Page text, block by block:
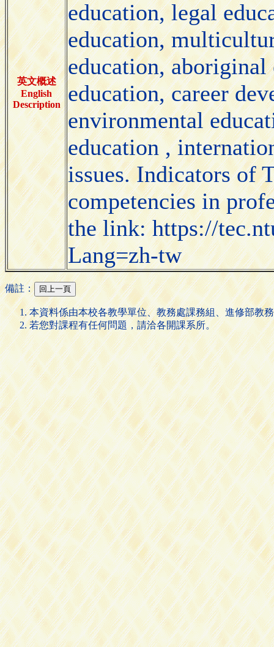
英文概述
English
Description
education, legal
education,
education,
education, career
environmental
education ,
issues. Indicators of
competencies in
the link: https://
Lang=zh-tw
備註：
本資料係由本校各教學單位、教務處課務組、進修部教
若您對課程有任何問題，請洽各開課系所。